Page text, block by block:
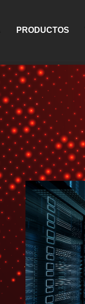
PRODUCTOS